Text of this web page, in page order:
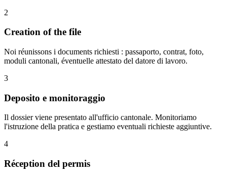
2
Creation of the file
Noi réunissons i documents richiesti : passaporto, contrat, foto,
moduli cantonali, éventuelle attestato del datore di lavoro.
3
Deposito e monitoraggio
Il dossier viene presentato all'ufficio cantonale. Monitoriamo
l'istruzione della pratica e gestiamo eventuali richieste aggiuntive.
4
Réception del permis